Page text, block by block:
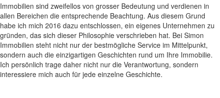
Immobilien sind zweifellos von grosser Bedeutung und verdienen in
allen Bereichen die entsprechende Beachtung. Aus diesem Grund
habe ich mich 2016 dazu entschlossen, ein eigenes Unternehmen zu
gründen, das sich dieser Philosophie verschrieben hat. Bei Simon
Immobilien steht nicht nur der bestmögliche Service im Mittelpunkt,
sondern auch die einzigartigen Geschichten rund um Ihre Immobilie.
Ich persönlich trage daher nicht nur die Verantwortung, sondern
interessiere mich auch für jede einzelne Geschichte.